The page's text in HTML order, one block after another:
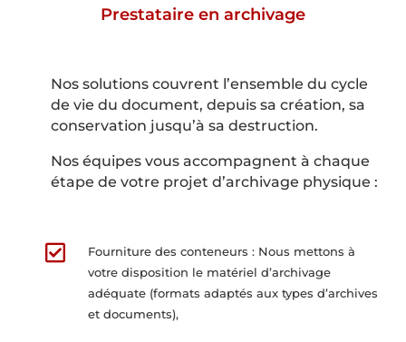
Prestataire en archivage
Nos solutions couvrent l’ensemble du cycle
de vie du document, depuis sa création, sa
conservation jusqu’à sa destruction.
Nos équipes vous accompagnent à chaque
étape de votre projet d’archivage physique :

Fourniture des conteneurs : Nous mettons à
votre disposition le matériel d’archivage
adéquate (formats adaptés aux types d’archives
et documents),